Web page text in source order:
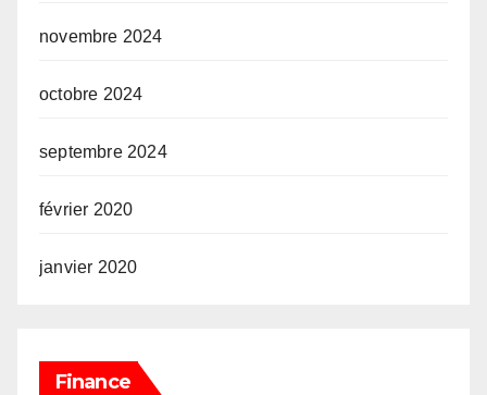
novembre 2024
octobre 2024
septembre 2024
février 2020
janvier 2020
Finance